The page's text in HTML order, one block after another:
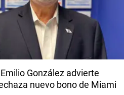
Emilio González advierte
nuevo bono de Miami